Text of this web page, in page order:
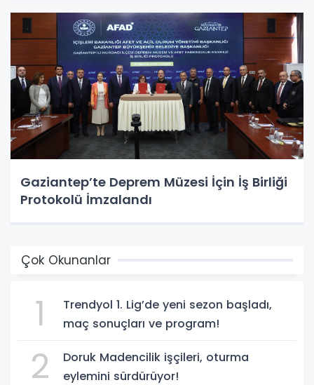
Gaziantep’te Deprem Müzesi İçin İş Birliği
Protokolü İmzalandı
Çok Okunanlar
1
Trendyol 1. Lig’de yeni sezon başladı,
maç sonuçları ve program!
2
Doruk Madencilik işçileri, oturma
eylemini sürdürüyor!